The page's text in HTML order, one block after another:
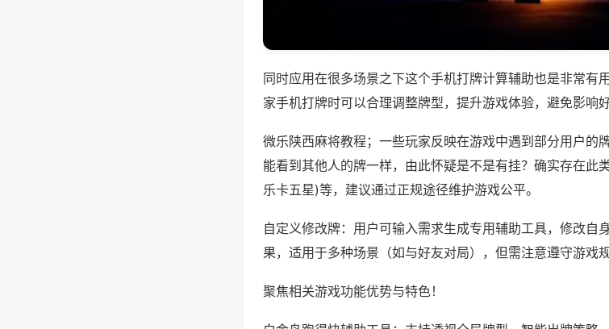
同时应用在很多场景之下这个手机打牌计算辅助也是非常有
家手机打牌时可以合理调整牌型，提升游戏体验，避免影响
微乐陕西麻将教程；一些玩家反映在游戏中遇到部分用户的
能看到其他人的牌一样，由此怀疑是不是有挂？确实存在此
乐卡五星)等，建议通过正规途径维护游戏公平。
自定义修改牌：用户可输入需求生成专用辅助工具，修改自
果，适用于多种场景（如与好友对局），但需注意遵守游戏
聚焦相关游戏功能优势与特色！